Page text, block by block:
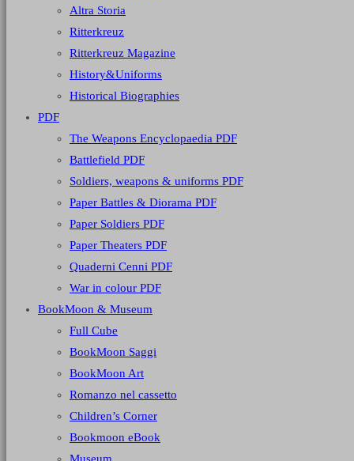
Altra Storia
Ritterkreuz
Ritterkreuz Magazine
History&Uniforms
Historical Biographies
PDF
The Weapons Encyclopaedia PDF
Battlefield PDF
Soldiers, weapons & uniforms PDF
Paper Battles & Diorama PDF
Paper Soldiers PDF
Paper Theaters PDF
Quaderni Cenni PDF
War in colour PDF
BookMoon & Museum
Full Cube
BookMoon Saggi
BookMoon Art
Romanzo nel cassetto
Children’s Corner
Bookmoon eBook